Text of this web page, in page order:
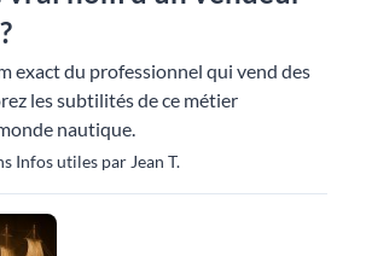
exact du professionnel qui vend des
les subtilités de ce métier
nautique.
Infos utiles par Jean T.